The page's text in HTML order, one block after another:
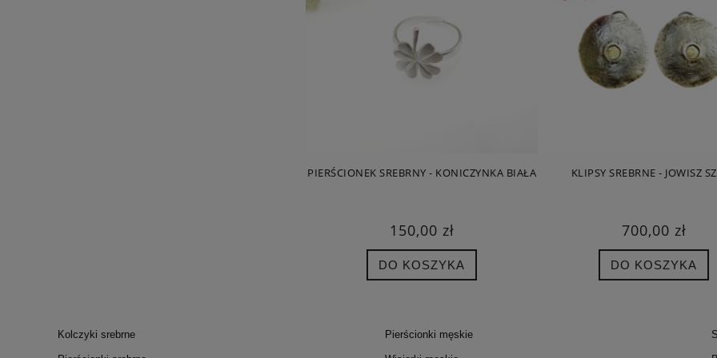
PIERŚCIONEK SREBRNY - KONICZYNKA BIAŁA
150,00 zł
DO KOSZYKA
KLIPSY SREBRNE - JOWISZ
700,00 zł
DO KOSZYKA
Kolczyki srebrne Pierścionki męskie